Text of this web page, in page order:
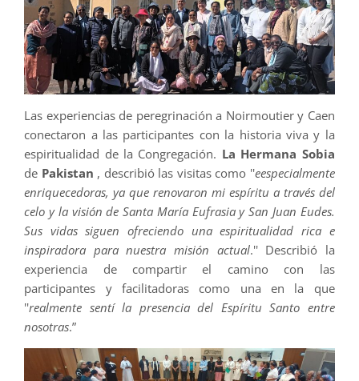
Las experiencias de peregrinación a Noirmoutier y Caen
conectaron a las participantes con la historia viva y la
espiritualidad de la Congregación. La Hermana Sobia
de Pakistan , describió las visitas como ''eespecialmente
enriquecedoras, ya que renovaron mi espíritu a través del
celo y la visión de Santa María Eufrasia y San Juan Eudes.
Sus vidas siguen ofreciendo una espiritualidad rica e
inspiradora para nuestra misión actual.'' Describió la
experiencia de compartir el camino con las
participantes y facilitadoras como una en la que
''realmente sentí la presencia del Espíritu Santo entre
nosotras.”